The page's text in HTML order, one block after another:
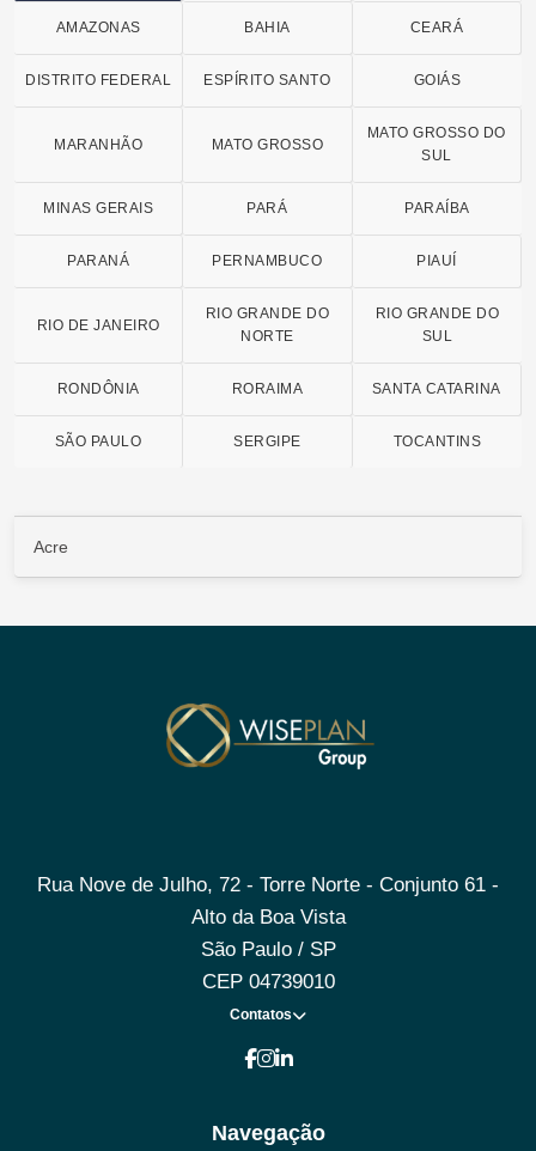
AMAZONAS BAHIA CEARÁ
DISTRITO FEDERAL ESPÍRITO SANTO GOIÁS
MARANHÃO MATO GROSSO
MATO GROSSO DO
SUL
MINAS GERAIS PARÁ PARAÍBA
PARANÁ PERNAMBUCO PIAUÍ
RIO DE JANEIRO
RIO GRANDE DO
NORTE
RIO GRANDE DO
SUL
RONDÔNIA RORAIMA SANTA CATARINA
SÃO PAULO SERGIPE TOCANTINS
Acre
Rua Nove de Julho, 72 - Torre Norte - Conjunto 61 -
Alto da Boa Vista
São Paulo / SP
CEP 04739010
Contatos
Navegação